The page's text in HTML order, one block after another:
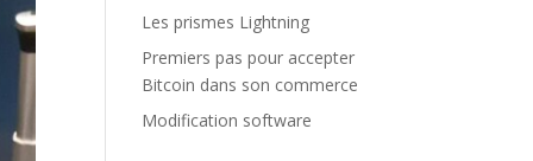
Les prismes Lightning
Premiers pas pour accepter
Bitcoin dans son commerce
Modification software